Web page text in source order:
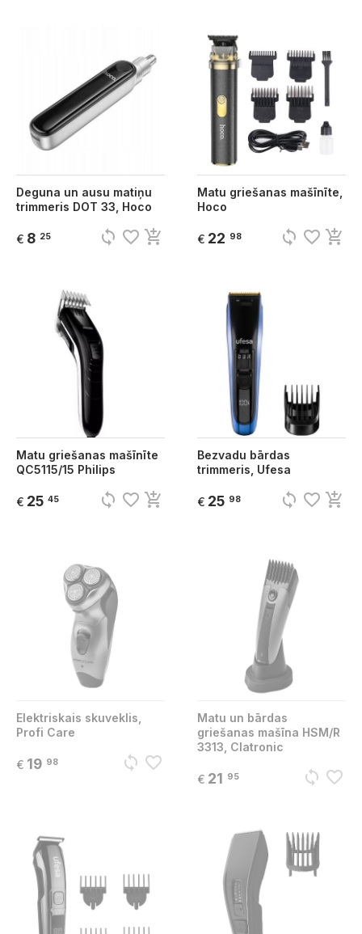
Deguna un ausu matiņu
trimmeris DOT 33, Hoco
€ 8 25 sync favorite_border add_shopping_cart
Matu griešanas mašīnīte,
Hoco
€ 22 98 sync favorite_border add_shopping_cart
Matu griešanas mašīnīte
QC5115/15 Philips
€ 25 45 sync favorite_border add_shopping_cart
Bezvadu bārdas
trimmeris, Ufesa
€ 25 98 sync favorite_border add_shopping_cart
Elektriskais skuveklis,
Profi Care
€ 19 98 sync favorite_border
Matu un bārdas
griešanas mašīna HSM/R
3313, Clatronic
€ 21 95 sync favorite_border